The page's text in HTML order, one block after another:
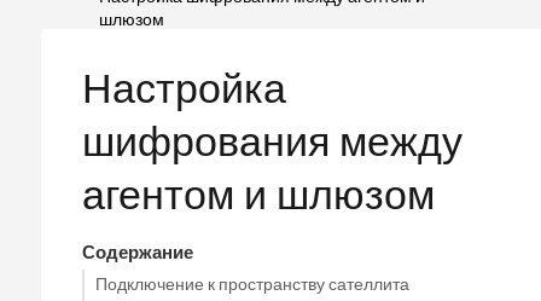
шлюзом
Настройка
шифрования между
агентом и шлюзом
Содержание
Подключение к пространству сателлита